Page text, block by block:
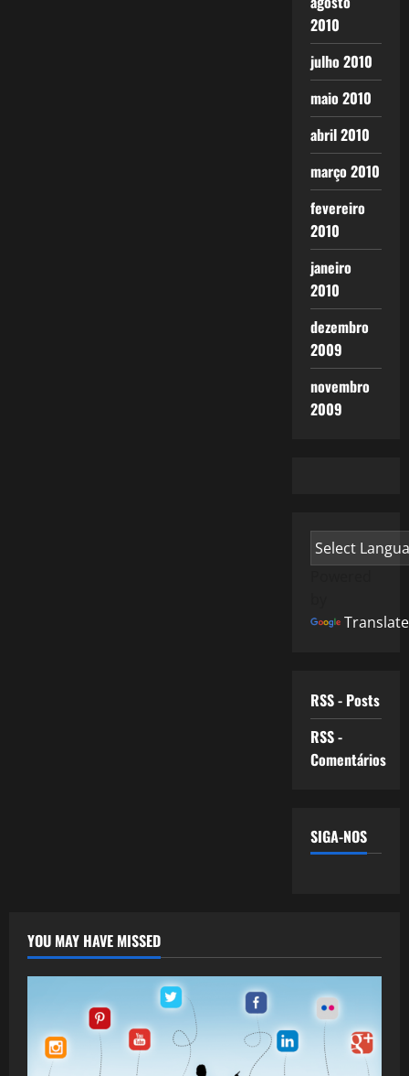
2010
julho 2010
maio 2010
abril 2010
março 2010
fevereiro
2010
janeiro
2010
dezembro
2009
novembro
2009
Translate
RSS - Posts
RSS -
Comentários
SIGA-NOS
YOU MAY HAVE MISSED